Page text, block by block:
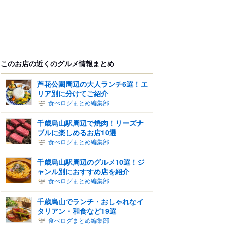
このお店の近くのグルメ情報まとめ
芦花公園周辺の大人ランチ6選！エ
リア別に分けてご紹介
食べログまとめ編集部
千歳烏山駅周辺で焼肉！リーズナ
ブルに楽しめるお店10選
食べログまとめ編集部
千歳烏山駅周辺のグルメ10選！ジ
ャンル別におすすめ店を紹介
食べログまとめ編集部
千歳烏山でランチ・おしゃれなイ
タリアン・和食など19選
食べログまとめ編集部